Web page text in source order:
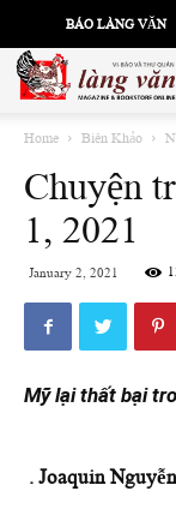
BÁO LÀNG VĂN
Home Biên Khảo
Chuyện
1, 2021
January 2, 2021
Mỹ lại thất bại
. Joaquin